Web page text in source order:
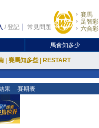
/登記 常見問題
賽馬
足智彩
六合彩
馬會知多少
賽馬知多些 RESTART
果 賽期表